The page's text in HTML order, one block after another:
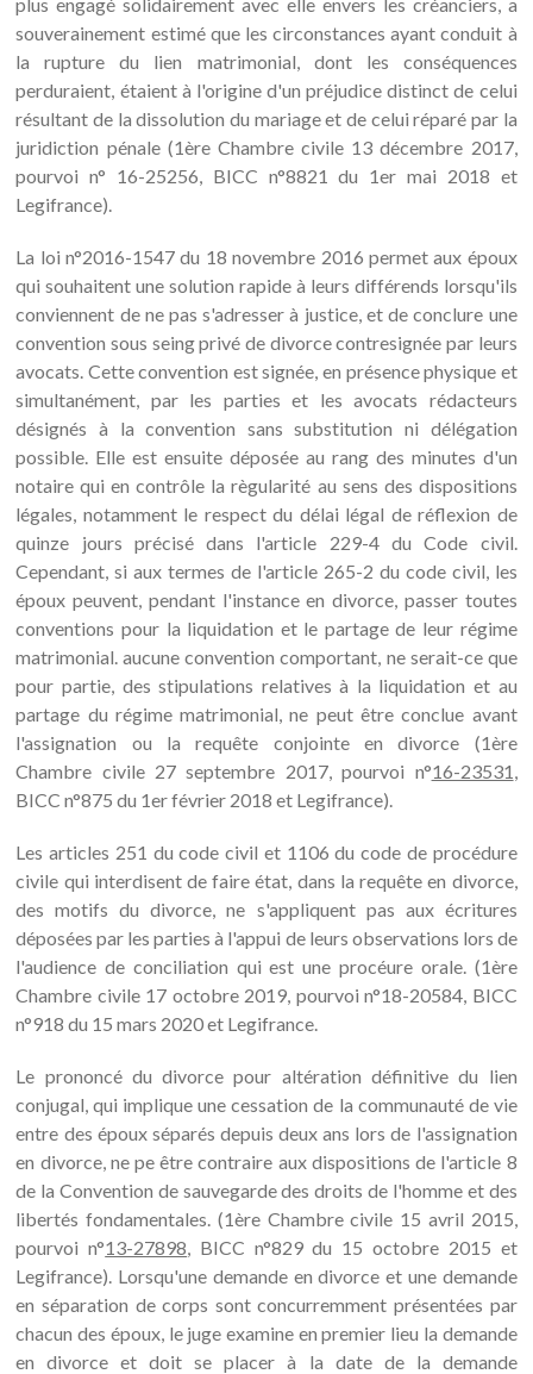
souverainement estimé que les circonstances ayant conduit à
la rupture du lien matrimonial, dont les conséquences
perduraient, étaient à l'origine d'un préjudice distinct de celui
résultant de la dissolution du mariage et de celui réparé par la
juridiction pénale (1ère Chambre civile 13 décembre 2017,
pourvoi n° 16-25256, BICC n°8821 du 1er mai 2018 et
Legifrance).
La loi n°2016-1547 du 18 novembre 2016 permet aux époux
qui souhaitent une solution rapide à leurs différends lorsqu'ils
conviennent de ne pas s'adresser à justice, et de conclure une
convention sous seing privé de divorce contresignée par leurs
avocats. Cette convention est signée, en présence physique et
simultanément, par les parties et les avocats rédacteurs
désignés à la convention sans substitution ni délégation
possible. Elle est ensuite déposée au rang des minutes d'un
notaire qui en contrôle la règularité au sens des dispositions
légales, notamment le respect du délai légal de réflexion de
quinze jours précisé dans l'article 229-4 du Code civil.
Cependant, si aux termes de l'article 265-2 du code civil, les
époux peuvent, pendant l'instance en divorce, passer toutes
conventions pour la liquidation et le partage de leur régime
matrimonial. aucune convention comportant, ne serait-ce que
pour partie, des stipulations relatives à la liquidation et au
partage du régime matrimonial, ne peut être conclue avant
l'assignation ou la requête conjointe en divorce (1ère
Chambre civile 27 septembre 2017, pourvoi n°16-23531,
BICC n°875 du 1er février 2018 et Legifrance).
Les articles 251 du code civil et 1106 du code de procédure
civile qui interdisent de faire état, dans la requête en divorce,
des motifs du divorce, ne s'appliquent pas aux écritures
déposées par les parties à l'appui de leurs observations lors de
l'audience de conciliation qui est une procéure orale. (1ère
Chambre civile 17 octobre 2019, pourvoi n°18-20584, BICC
n°918 du 15 mars 2020 et Legifrance.
Le prononcé du divorce pour altération définitive du lien
conjugal, qui implique une cessation de la communauté de vie
entre des époux séparés depuis deux ans lors de l'assignation
en divorce, ne pe être contraire aux dispositions de l'article 8
de la Convention de sauvegarde des droits de l'homme et des
libertés fondamentales. (1ère Chambre civile 15 avril 2015,
pourvoi n°13-27898, BICC n°829 du 15 octobre 2015 et
Legifrance). Lorsqu'une demande en divorce et une demande
en séparation de corps sont concurremment présentées par
chacun des époux, le juge examine en premier lieu la demande
en divorce et doit se placer à la date de la demande